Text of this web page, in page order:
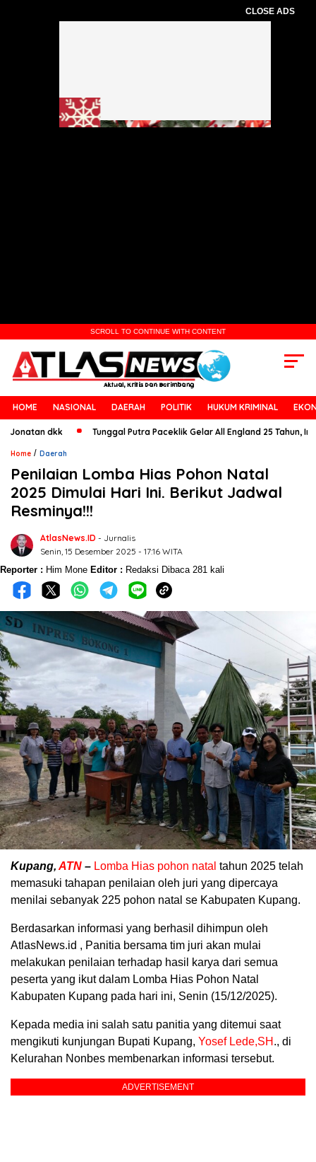
CLOSE ADS
SCROLL TO CONTINUE WITH CONTENT
HOME NASIONAL DAERAH POLITIK HUKUM KRIMINAL
dkk Tunggal Putra Paceklik Gelar All England 25 Tahun, Ini Saran
Home / Daerah
Penilaian Lomba Hias Pohon Natal
2025 Dimulai Hari Ini. Berikut Jadwal
Resminya!!!
AtlasNews.ID - Jurnalis
Senin, 15 Desember 2025 - 17:16 WITA
Reporter : Him Mone Editor : Redaksi Dibaca 281 kali
Kupang, ATN – Lomba Hias pohon natal tahun 2025 telah
memasuki tahapan penilaian oleh juri yang dipercaya
menilai sebanyak 225 pohon natal se Kabupaten Kupang.
Berdasarkan informasi yang berhasil dihimpun oleh
AtlasNews.id , Panitia bersama tim juri akan mulai
melakukan penilaian terhadap hasil karya dari semua
peserta yang ikut dalam Lomba Hias Pohon Natal
Kabupaten Kupang pada hari ini, Senin (15/12/2025).
Kepada media ini salah satu panitia yang ditemui saat
mengikuti kunjungan Bupati Kupang, Yosef Lede,SH ., di
Kelurahan Nonbes membenarkan informasi tersebut.
ADVERTISEMENT